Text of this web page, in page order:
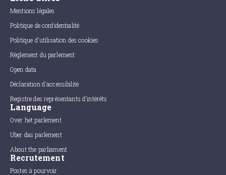
Mentions légales
Politique de confidentialité
Politique d'utilisation des cookies
Règlement du parlement
Open data
Déclaration d'accessibilité
Registre des représentants d'intérêts
Language
Over het parlement
Uber das parlement
About the parliament
Recrutement
Postes à pourvoir